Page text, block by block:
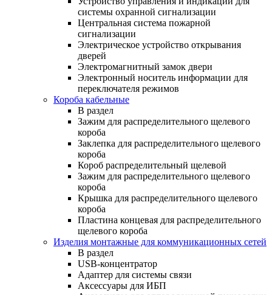
системы охранной сигнализации
Центральная система пожарной
сигнализации
Электрическое устройство открывания
дверей
Электромагнитный замок двери
Электронный носитель информации для
переключателя режимов
Короба кабельные
В раздел
Зажим для распределительного щелевого
короба
Заклепка для распределительного щелевого
короба
Короб распределительный щелевой
Зажим для распределительного щелевого
короба
Крышка для распределительного щелевого
короба
Пластина концевая для распределительного
щелевого короба
Изделия монтажные для коммуникационных сетей
В раздел
USB-концентратор
Адаптер для системы связи
Аксессуары для ИБП